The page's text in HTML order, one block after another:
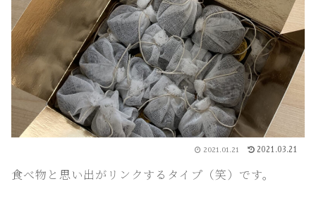
2021.01.21 2021.03.21
食べ物と思い出がリンクするタイプ（笑）です。